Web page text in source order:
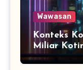
Wawasan
Konteks
Miliar